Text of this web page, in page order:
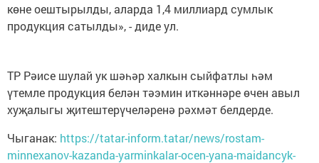
көне оештырылды, аларда 1,4 миллиард сумлык
продукция сатылды», - диде ул.
ТР Рәисе шулай ук шәһәр халкын сыйфатлы һәм
үтемле продукция белән тәэмин иткәннәре өчен авыл
хуҗалыгы җитештерүчеләренә рәхмәт белдерде.
Чыганак: https://tatar-inform.tatar/news/rostam-
minnexanov-kazanda-yarminkalar-ocen-yana-maidancyk-